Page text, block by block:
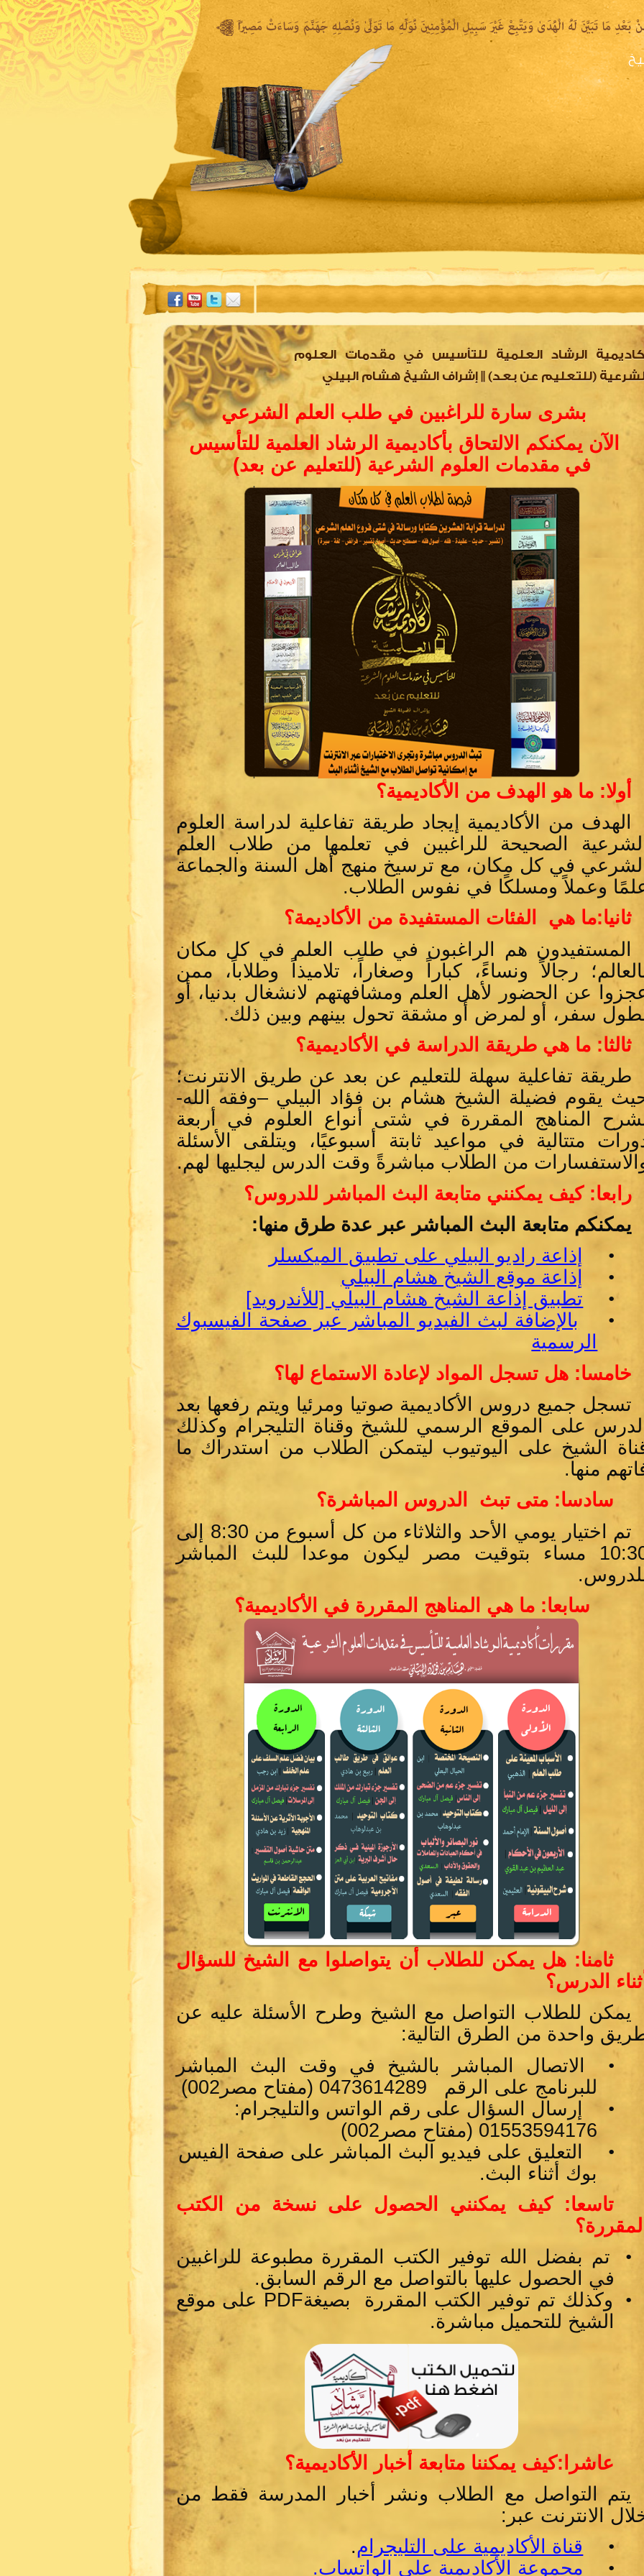
الشيخ المكتبة المقروءة المكتبة الصوتية المكتبة المرئية
الرشاد العلمية للتأسيس في مقدمات العلوم
(للتعليم عن بعد) || إشراف الشيخ هشام البيلي
بشرى سارة للراغبين في طلب العلم الشرعي
الآن يمكنكم الالتحاق بأكاديمية الرشاد العلمية للتأسيس
في مقدمات العلوم الشرعية (للتعليم عن بعد)
أولا: ما هو الهدف من الأكاديمية؟
الهدف من الأكاديمية إيجاد طريقة تفاعلية لدراسة العلوم
الشرعية الصحيحة للراغبين في تعلمها من طلاب العلم
الشرعي في كل مكان، مع ترسيخ منهج أهل السنة والجماعة
وعملاً ومسلكًا في نفوس الطلاب.
ثانيا:ما هي الفئات المستفيدة من الأكاديمة؟
المستفيدون هم الراغبون في طلب العلم في كل مكان
رجالاً ونساءً، كباراً وصغاراً، تلاميذاً وطلاباً، ممن
عن الحضور لأهل العلم ومشافهتهم لانشغال بدنيا، أو
سفر، أو لمرض أو مشقة تحول بينهم وبين ذلك.
ثالثا: ما هي طريقة الدراسة في الأكاديمية؟
طريقة تفاعلية سهلة للتعليم عن بعد عن طريق الانترنت؛
يقوم فضيلة الشيخ هشام بن فؤاد البيلي –وفقه الله-
المناهج المقررة في شتى أنواع العلوم في أربعة
متتالية في مواعيد ثابتة أسبوعيًا، ويتلقى الأسئلة
من الطلاب مباشرةً وقت الدرس ليجليها لهم.
رابعا: كيف يمكنني متابعة البث المباشر للدروس؟
يمكنكم متابعة البث المباشر عبر عدة طرق منها:
•
إذاعة راديو البيلي على تطبيق الميكسلر
•
إذاعة موقع الشيخ هشام البيلي
•
تطبيق إذاعة الشيخ هشام البيلي [للأندرويد]
•
بالإضافة لبث الفيديو المباشر عبر صفحة الفيسبوك
الرسمية
خامسا: هل تسجل المواد لإعادة الاستماع لها؟
تسجل جميع دروس الأكاديمية صوتيا ومرئيا ويتم رفعها بعد
الدرس على الموقع الرسمي للشيخ وقناة التليجرام وكذلك
الشيخ على اليوتيوب ليتمكن الطلاب من استدراك ما
منها.
سادسا: متى تبث الدروس المباشرة؟
تم اختيار يومي الأحد والثلاثاء من كل أسبوع من 8:30 إلى
10:30 مساء بتوقيت مصر ليكون موعدا للبث المباشر
سابعا: ما هي المناهج المقررة في الأكاديمية؟
ثامنا: هل يمكن للطلاب أن يتواصلوا مع الشيخ للسؤال
أثناء الدرس؟
يمكن للطلاب التواصل مع الشيخ وطرح الأسئلة عليه عن
واحدة من الطرق التالية:
•
الاتصال المباشر بالشيخ في وقت البث المباشر
للبرنامج على الرقم 0473614289 (مفتاح مصر002)
•
إرسال السؤال على رقم الواتس والتليجرام:
01553594176 (مفتاح مصر002)
•
التعليق على فيديو البث المباشر على صفحة الفيس
بوك أثناء البث.
تاسعا: كيف يمكنني الحصول على نسخة من الكتب
المقررة؟
•
تم بفضل الله توفير الكتب المقررة مطبوعة للراغبين
في الحصول عليها بالتواصل مع الرقم السابق.
•
وكذلك تم توفير الكتب المقررة بصيغةPDF على موقع
الشيخ للتحميل مباشرة.
عاشرا:كيف يمكننا متابعة أخبار الأكاديمية؟
يتم التواصل مع الطلاب ونشر أخبار المدرسة فقط من
الانترنت عبر:
•
قناة الأكاديمية على التليجرام.
•
مجموعة الأكاديمية على الواتساب.